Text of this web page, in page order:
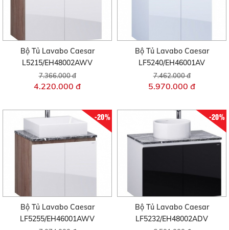
Bộ Tủ Lavabo Caesar
L5215/EH48002AWV
7.366.000 đ
4.220.000 đ
Bộ Tủ Lavabo Caesar
LF5240/EH46001AV
7.462.000 đ
5.970.000 đ
-20%
Bộ Tủ Lavabo Caesar
LF5255/EH46001AWV
-20%
Bộ Tủ Lavabo Caesar
LF5232/EH48002ADV